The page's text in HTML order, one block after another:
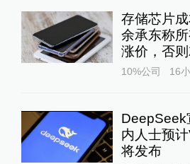
存储芯片
余承东称
涨价，否
10%公司 16
DeepSeek
内人士预
将发布